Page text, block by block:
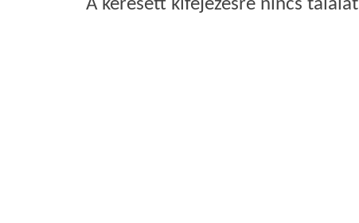
A keresett kifejezésre nincs találat